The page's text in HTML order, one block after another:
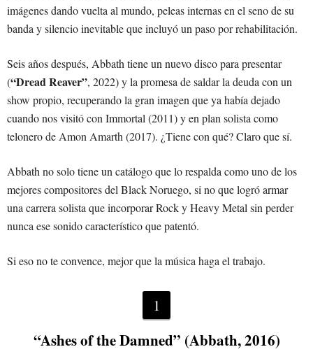
imágenes dando vuelta al mundo, peleas internas en el seno de su
banda y silencio inevitable que incluyó un paso por rehabilitación.
Seis años después, Abbath tiene un nuevo disco para presentar
(“Dread Reaver”, 2022) y la promesa de saldar la deuda con un
show propio, recuperando la gran imagen que ya había dejado
cuando nos visitó con Immortal (2011) y en plan solista como
telonero de Amon Amarth (2017). ¿Tiene con qué? Claro que sí.
Abbath no solo tiene un catálogo que lo respalda como uno de los
mejores compositores del Black Noruego, si no que logró armar
una carrera solista que incorporar Rock y Heavy Metal sin perder
nunca ese sonido característico que patentó.
Si eso no te convence, mejor que la música haga el trabajo.
1
“Ashes of the Damned” (Abbath, 2016)